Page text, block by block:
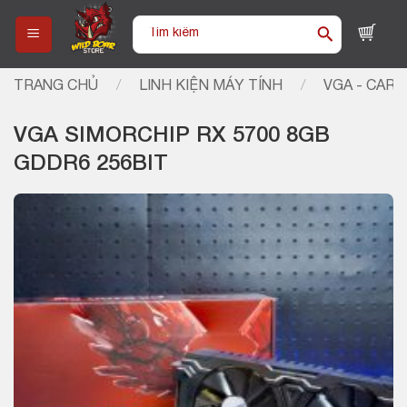
content
Tìm
TRANG CHỦ / LINH KIỆN MÁY TÍNH / VGA -
VGA SIMORCHIP RX 5700 8GB
GDDR6 256BIT